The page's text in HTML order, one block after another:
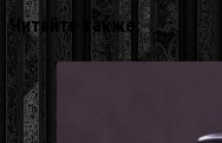
Читайте также: